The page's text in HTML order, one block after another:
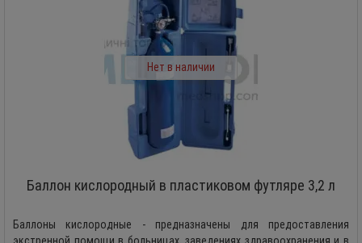
Нет в наличии
Баллон кислородный в пластиковом футляре 3,2 л
Баллоны кислородные - предназначены для предоставления